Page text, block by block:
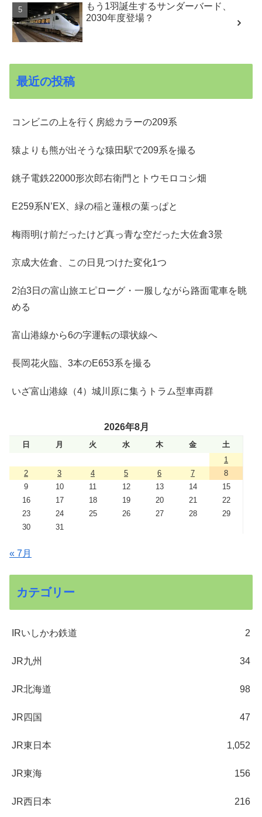
もう1羽誕生するサンダーバード、
2030年度登場？
最近の投稿
コンビニの上を行く房総カラーの209系
猿よりも熊が出そうな猿田駅で209系を撮る
銚子電鉄22000形次郎右衛門とトウモロコシ畑
E259系N’EX、緑の稲と蓮根の葉っぱと
梅雨明け前だったけど真っ青な空だった大佐倉3景
京成大佐倉、この日見つけた変化1つ
2泊3日の富山旅エピローグ・一服しながら路面電車を眺
める
富山港線から6の字運転の環状線へ
長岡花火臨、3本のE653系を撮る
いざ富山港線（4）城川原に集うトラム型車両群
2026年8月
日 月 火 水 木 金
土
1
2
3 4 5 6 7
8
9
10 11 12 13 14
15
16
17 18 19 20 21
22
23
24 25 26 27 28
29
30
31
« 7月
カテゴリー
IRいしかわ鉄道 2
JR九州 34
JR北海道 98
JR四国 47
JR東日本 1,052
JR東海 156
JR西日本 216